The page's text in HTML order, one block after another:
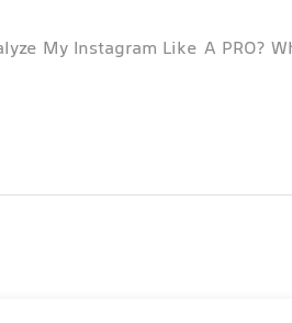
My Instagram Like A PRO?